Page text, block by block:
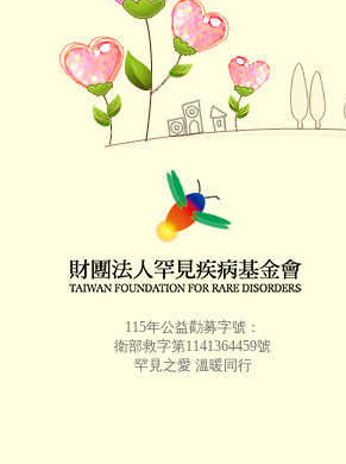
115年公益勸募字號：
衛部救字第1141364459號
罕見之愛 溫暖同行